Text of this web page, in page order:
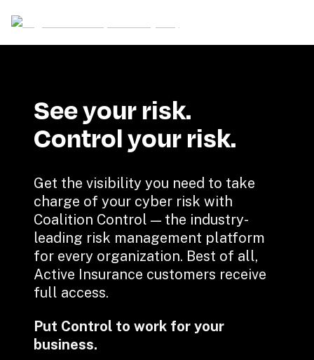
See your risk.
Control your risk.
Get the visibility you need to take
charge of your cyber risk with
Coalition Control — the industry-
leading risk management platform
for every organization. Best of all,
Active Insurance customers receive
full access.
Put Control to work for your
business.